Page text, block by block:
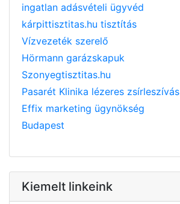
ingatlan adásvételi ügyvéd
kárpittisztitas.hu tisztítás
Vízvezeték szerelő
Hörmann garázskapuk
Szonyegtisztitas.hu
Pasarét Klinika lézeres zsírleszívás
Effix marketing ügynökség
Budapest
Kiemelt linkeink